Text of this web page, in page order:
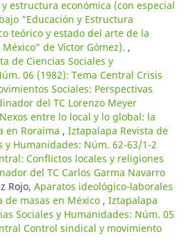
estructura económica (con especial
"Educación y Estructura
teórico y estado del arte de la
de Víctor Gómez). ,
de Ciencias Sociales y
06 (1982): Tema Central Crisis
Sociales: Perspectivas
del TC Lorenzo Meyer
Nexos entre lo local y lo global: la
en Roraima , Iztapalapa Revista de
y Humanidades: Núm. 62-63/1-2
Conflictos locales y religiones
del TC Carlos Garma Navarro
Rojo, Aparatos ideológico-laborales
de masas en México , Iztapalapa
Sociales y Humanidades: Núm. 05
Control sindical y movimiento